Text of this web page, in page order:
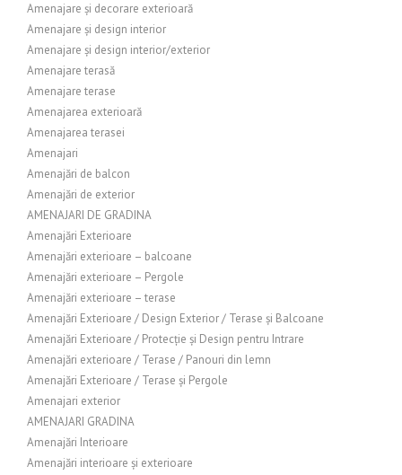
Amenajare și decorare exterioară
Amenajare și design interior
Amenajare și design interior/exterior
Amenajare terasă
Amenajare terase
Amenajarea exterioară
Amenajarea terasei
Amenajari
Amenajări de balcon
Amenajări de exterior
AMENAJARI DE GRADINA
Amenajări Exterioare
Amenajări exterioare – balcoane
Amenajări exterioare – Pergole
Amenajări exterioare – terase
Amenajări Exterioare / Design Exterior / Terase și Balcoane
Amenajări Exterioare / Protecție și Design pentru Intrare
Amenajări exterioare / Terase / Panouri din lemn
Amenajări Exterioare / Terase și Pergole
Amenajari exterior
AMENAJARI GRADINA
Amenajări Interioare
Amenajări interioare și exterioare